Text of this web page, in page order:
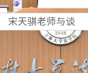
师与谈